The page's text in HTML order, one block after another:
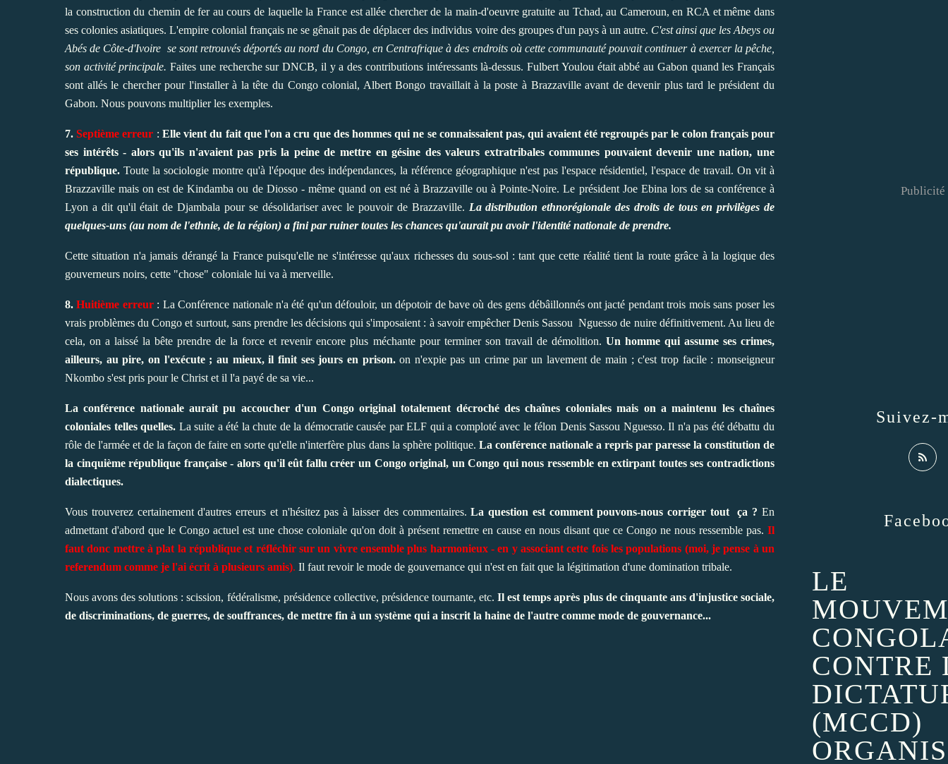
la construction du chemin de fer au cours de laquelle la France est allée chercher de la main-d'oeuvre gratuite au Tchad, au Cameroun, en RCA et même dans
ses colonies asiatiques. L'empire colonial français ne se gênait pas de déplacer des individus voire des groupes d'un pays à un autre. C'est ainsi que les Abeys ou
Abés de Côte-d'Ivoire se sont retrouvés déportés au nord du Congo, en Centrafrique à des endroits où cette communauté pouvait continuer à exercer la pêche,
son activité principale. Faites une recherche sur DNCB, il y a des contributions intéressants là-dessus. Fulbert Youlou était abbé au Gabon quand les Français
sont allés le chercher pour l'installer à la tête du Congo colonial, Albert Bongo travaillait à la poste à Brazzaville avant de devenir plus tard le président du
Gabon. Nous pouvons multiplier les exemples.
7.Septième erreur : Elle vient du fait que l'on a cru que des hommes qui ne se connaissaient pas, qui avaient été regroupés par le colon français pour
ses intérêts - alors qu'ils n'avaient pas pris la peine de mettre en gésine des valeurs extratribales communes pouvaient devenir une nation, une
république. Toute la sociologie montre qu'à l'époque des indépendances, la référence géographique n'est pas l'espace résidentiel, l'espace de travail. On vit à
Brazzaville mais on est de Kindamba ou de Diosso - même quand on est né à Brazzaville ou à Pointe-Noire. Le président Joe Ebina lors de sa conférence à
Lyon a dit qu'il était de Djambala pour se désolidariser avec le pouvoir de Brazzaville. La distribution ethnorégionale des droits de tous en privilèges de
quelques-uns (au nom de l'ethnie, de la région) a fini par ruiner toutes les chances qu'aurait pu avoir l'identité nationale de prendre.
Cette situation n'a jamais dérangé la France puisqu'elle ne s'intéresse qu'aux richesses du sous-sol : tant que cette réalité tient la route grâce à la logique des
gouverneurs noirs, cette "chose" coloniale lui va à merveille.
8.Huitième erreur: La Conférence nationale n'a été qu'un défouloir, un dépotoir de bave où des gens débâillonnés ont jacté pendant trois mois sans poser les
vrais problèmes du Congo et surtout, sans prendre les décisions qui s'imposaient : à savoir empêcher Denis Sassou Nguesso de nuire définitivement. Au lieu de
cela, on a laissé la bête prendre de la force et revenir encore plus méchante pour terminer son travail de démolition. Un homme qui assume ses crimes,
ailleurs, au pire, on l'exécute ; au mieux, il finit ses jours en prison.on n'expie pas un crime par un lavement de main ; c'est trop facile : monseigneur
Nkombo s'est pris pour le Christ et il l'a payé de sa vie...
La conférence nationale aurait pu accoucher d'un Congo original totalement décroché des chaînes coloniales mais on a maintenu les chaînes
coloniales telles quelles. La suite a été la chute de la démocratie causée par ELF qui a comploté avec le félon Denis Sassou Nguesso. Il n'a pas été débattu du
rôle de l'armée et de la façon de faire en sorte qu'elle n'interfère plus dans la sphère politique. La conférence nationale a repris par paresse la constitution de
la cinquième république française - alors qu'il eût fallu créer un Congo original, un Congo qui nous ressemble en extirpant toutes ses contradictions
dialectiques.
Vous trouverez certainement d'autres erreurs et n'hésitez pas à laisser des commentaires.La question est comment pouvons-nous corriger tout ça ? En
admettant d'abord que le Congo actuel est une chose coloniale qu'on doit à présent remettre en cause en nous disant que ce Congo ne nous ressemble pas. Il
faut donc mettre à plat la république et réfléchir sur un vivre ensemble plus harmonieux - en y associant cette fois les populations (moi, je pense à un
referendum comme je l'ai écrit à plusieurs amis). Il faut revoir le mode de gouvernance qui n'est en fait que la légitimation d'une domination tribale.
Nous avons des solutions : scission, fédéralisme, présidence collective, présidence tournante, etc.Il est temps après plus de cinquante ans d'injustice sociale,
de discriminations, de guerres, de souffrances, de mettre fin à un système qui a inscrit la haine de l'autre comme mode de gouvernance...
Suivez-
LE
CONTRE
(MCCD)
Publicité